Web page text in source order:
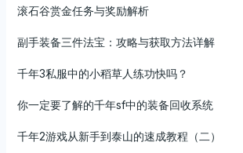
滚石谷赏金任务与奖励解析
副手装备三件法宝：攻略与获取方法详解
千年3私服中的小稻草人练功快吗？
你一定要了解的千年sf中的装备回收系统
千年2游戏从新手到泰山的速成教程（二）